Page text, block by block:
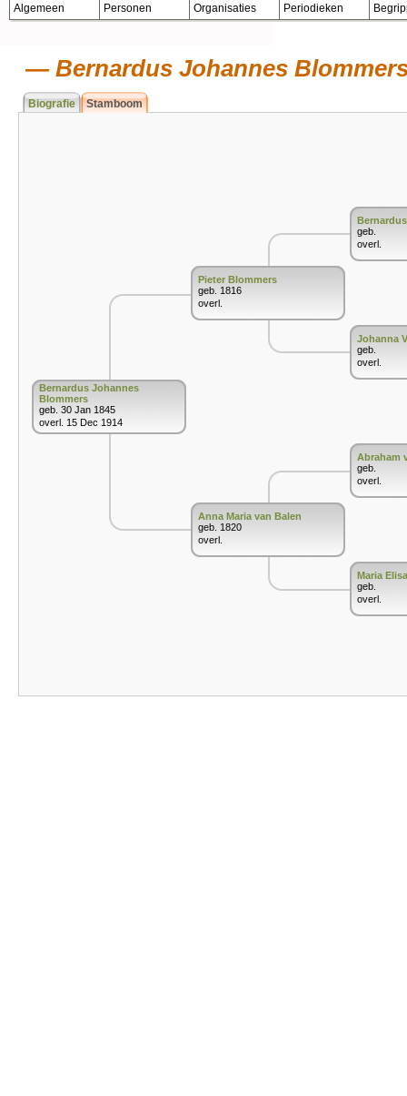
Algemeen Personen Organisaties Periodieken
Bernardus Johannes
Biografie Stamboom
Bernardus Johannes
Blommers
geb. 30 Jan 1845
overl. 15 Dec 1914
Pieter Blommers
geb. 1816
overl.
Anna Maria van Balen
geb. 1820
overl.
geb.
overl.
Johanna
geb.
overl.
Abraham
geb.
overl.
Maria
geb.
overl.